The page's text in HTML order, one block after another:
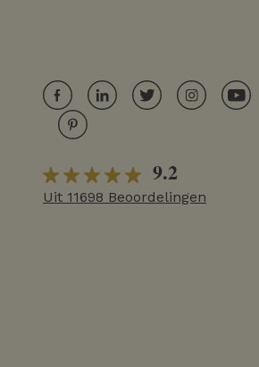
9.2
Uit 11698 Beoordelingen